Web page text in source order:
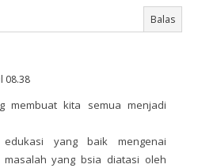
Balas
08.38
membuat kita semua menjadi
yang baik mengenai
masalah yang bsia diatasi oleh